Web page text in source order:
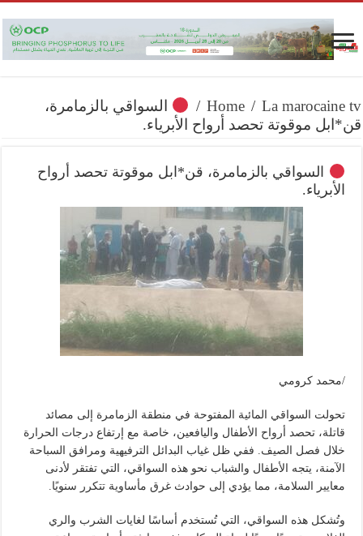
Home / La marocaine tv
/
السواقي بالزمامرة،
قن*ابل موقوتة تحصد أرواح الأبرياء.
السواقي بالزمامرة، قن*ابل موقوتة تحصد أرواح
الأبرياء.
/محمد كرومي
تحولت السواقي المائية المفتوحة في منطقة الزمامرة إلى مصائد
قاتلة، تحصد أرواح الأطفال واليافعين، خاصة مع إرتفاع درجات الحرارة
خلال فصل الصيف. ففي ظل غياب البدائل الترفيهية ومرافق السباحة
الآمنة، يتجه الأطفال والشباب نحو هذه السواقي، التي تفتقر لأدنى
معايير السلامة، مما يؤدي إلى حوادث غرق مأساوية تتكرر سنويًا.
وتُشكل هذه السواقي، التي تُستخدم أساسًا لغايات الشرب والري